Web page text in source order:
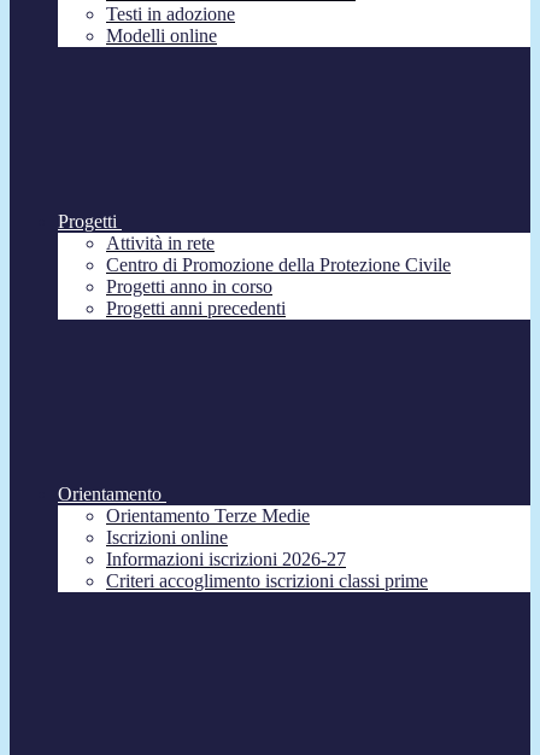
Testi in adozione
Modelli online
Progetti
Attività in rete
Centro di Promozione della Protezione Civile
Progetti anno in corso
Progetti anni precedenti
Orientamento
Orientamento Terze Medie
Iscrizioni online
Informazioni iscrizioni 2026-27
Criteri accoglimento iscrizioni classi prime